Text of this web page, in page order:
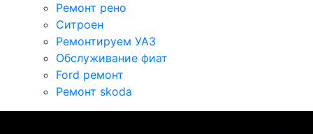
Ремонт рено
Ситроен
Ремонтируем УАЗ
Обслуживание фиат
Ford ремонт
Ремонт skoda